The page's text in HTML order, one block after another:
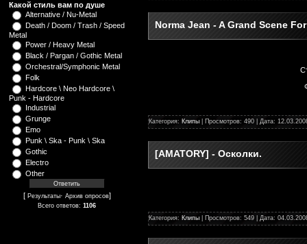
Какой стиль вам по душе
Alternative / Nu-Metal
Death / Doom / Trash / Speed
Metal
Power / Heavy Metal
Black / Pargan / Gothic Metal
Orchestral/Symphonic Metal
Folk
Hardcore \ Neo Hardcore \
Punk - Hardcore
Industrial
Grunge
Emo
Punk \ Ska - Punk \ Ska
Gothic
Electro
Other
[ Результаты· Архив опросов]
Всего ответов:1106
Norma Jean - A Grand Scene
Категория: Клипы | Просмотров: 490 | Дата:
[AMATORY] - Осколки.
Категория: Клипы | Просмотров: 549 | Дата: